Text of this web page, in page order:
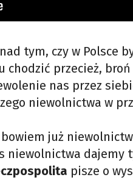
tym, czy w Polsce
chodzić przecież,
nas przez
niewolnictwa w
już
niewolnictwa
pisze o